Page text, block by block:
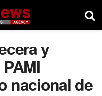
y
nacional de